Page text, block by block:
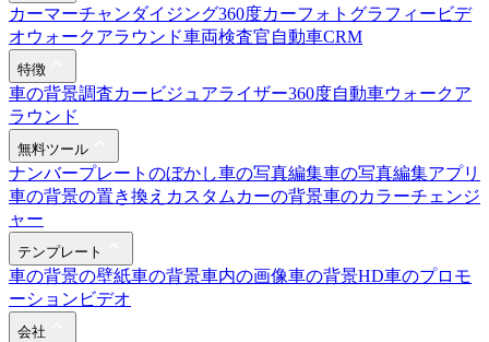
カーマーチャンダイジング360度カーフォトグラフィー ビデ
オウォークアラウンド車両検査官自動車CRM
特徴
車の背景調査カービジュアライザー360度自動車ウォークア
ラウンド
無料ツール
ナンバープレートのぼかし車の写真編集車の写真編集アプリ
車の背景の置き換え カスタムカーの背景車のカラーチェンジ
ャー
テンプレート
車の背景の壁紙車の背景車内の画像車の背景HD車のプロモ
ーションビデオ
会社